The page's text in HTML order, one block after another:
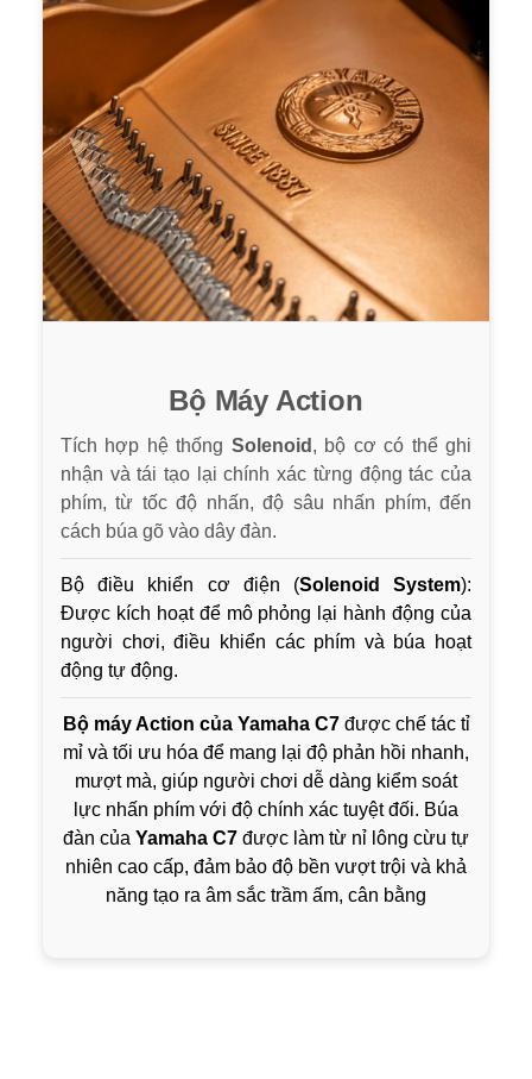
Bộ Máy Action
Tích hợp hệ thống Solenoid , bộ cơ có thể ghi
nhận và tái tạo lại chính xác từng động tác của
phím, từ tốc độ nhấn, độ sâu nhấn phím, đến
cách búa gõ vào dây đàn.
Bộ điều khiển cơ điện (Solenoid System):
Được kích hoạt để mô phỏng lại hành động của
người chơi, điều khiển các phím và búa hoạt
động tự động.
Bộ máy Action của Yamaha C7được chế tác tỉ
mỉ và tối ưu hóa để mang lại độ phản hồi nhanh,
mượt mà, giúp người chơi dễ dàng kiểm soát
lực nhấn phím với độ chính xác tuyệt đối. Búa
đàn của Yamaha C7 được làm từ nỉ lông cừu tự
nhiên cao cấp, đảm bảo độ bền vượt trội và khả
năng tạo ra âm sắc trầm ấm, cân bằng